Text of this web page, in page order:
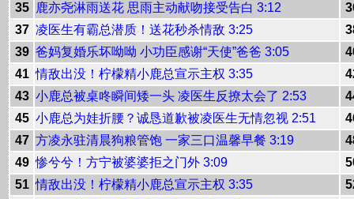
35
鹿亦尧淋雨送花 思雨主动献吻接受告白 3:12
37 凌医生有霸总潜质！送花秒杀情敌 3:25
39 爸妈复婚乐坏呦呦 小功臣感谢“天使”爸爸 3:05
41 情敌出没！柠檬精小鹿总宣示主权 3:35
43 小鹿总被桌咚瞬间矮一头 凌医生反撩太会了 2:53
45 小鹿总为娃折腰？诚恳道歉被凌医生无情忽视 2:51
47 方凌永驻清晨狗粮管饱 一家三口温馨早餐 3:19
49 惨兮兮！方宁被婆婆拒之门外 3:09
51 情敌出没！柠檬精小鹿总宣示主权 3:35